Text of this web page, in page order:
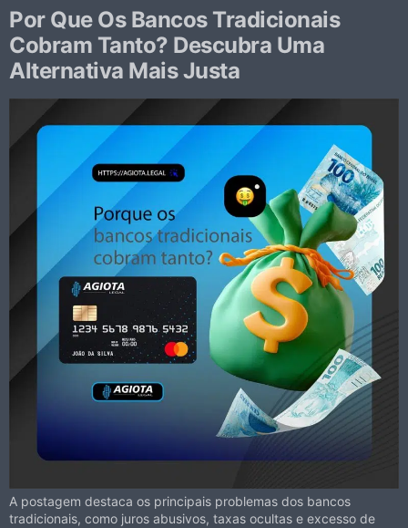
Por Que Os Bancos Tradicionais
Cobram Tanto? Descubra Uma
Alternativa Mais Justa
A postagem destaca os principais problemas dos bancos
tradicionais, como juros abusivos, taxas ocultas e excesso de